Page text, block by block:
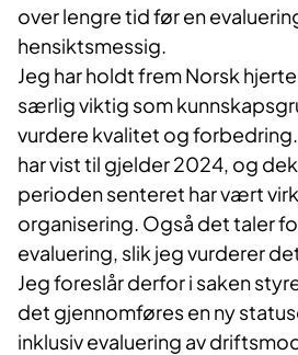
over lengre tid før en
hensiktsmessig.
Jeg har holdt frem Norsk
særlig viktig som
vurdere kvalitet og
har vist til gjelder 2024, og
perioden senteret har vært
organisering. Også det taler
evaluering, slik jeg vurderer
Jeg foreslår derfor i saken
det gjennomføres en ny
inklusiv evaluering av